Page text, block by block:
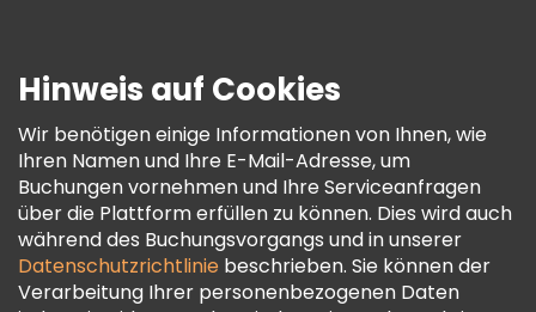
AGB Und Rechtliches
Cookie-Richtlinie
Freetour Auszeichnungen
Treueprogramm
Hinweis auf Cookies
Wir benötigen einige Informationen von Ihnen, wie
Ihren Namen und Ihre E-Mail-Adresse, um
Buchungen vornehmen und Ihre Serviceanfragen
über die Plattform erfüllen zu können. Dies wird auch
während des Buchungsvorgangs und in unserer
Datenschutzrichtlinie beschrieben. Sie können der
Verarbeitung Ihrer personenbezogenen Daten